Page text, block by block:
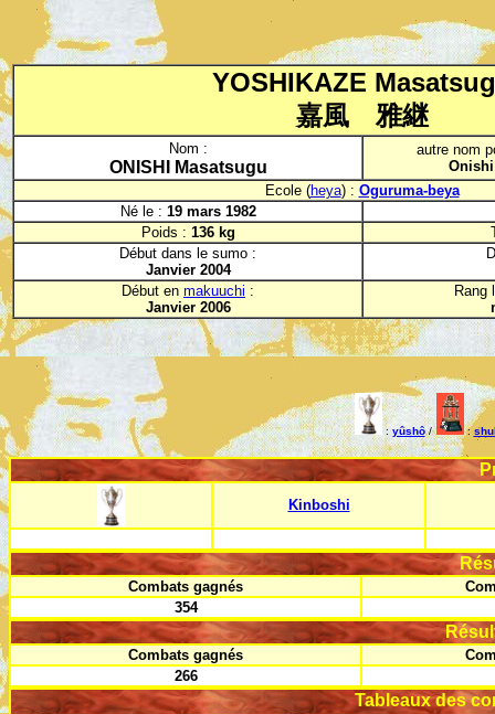
YOSHIKAZE
嘉風 雅継
Nom :
ONISHI Masatsugu
autre nom
Onishi
Ecole (heya) : Oguruma-beya
Né le : 19 mars 1982
Poids : 136 kg
Début dans le sumo :
Janvier 2004
Début en makuuchi :
Janvier 2006
Rang
:yûshô/ :
Kinboshi
Combats gagnés
354
Combats gagnés
266
Tableaux des